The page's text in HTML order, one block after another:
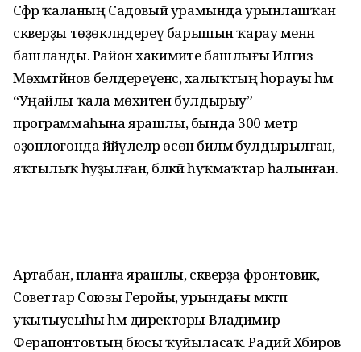
Сәфәр ҡаланың Садовый урамында урынлашҡан
скверҙы төҙөкләндереү барышын ҡарау менән
башланды. Район хакимиәте башлығы Илгиз
Мөхәмәтйәнов белдереүенсә, халыҡтың һорауы һәм
“Уңайлы ҡала мөхитен булдырыу”
программаһына ярашлы, бында 300 метр
оҙонлоғонда йәйәүлеләр өсөн биләмә булдырылған,
яҡтылыҡ һуҙылған, бәләкәй һуҡмаҡтар һалынған.
Артабан, планға ярашлы, скверҙа фронтовик,
Советтар Союзы Геройы, урындағы мәктәп
уҡытыусыһы һәм директоры Владимир
Ферапонтовтың бюсы ҡуйыласаҡ. Радий Хәбиров